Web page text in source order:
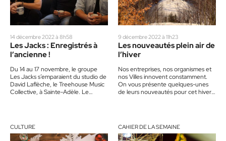
14 décembre 2022 à 8h58
Les Jacks : Enregistrés à
l’ancienne !
Du 14 au 17 novembre, le groupe
Les Jacks s’emparaient du studio de
David Laflèche, le Treehouse Music
Collective, à Sainte-Adèle. Le
9 décembre 2022 à 11h23
Les nouveautés plein air de
l’hiver
Nos entreprises, nos organismes et
nos Villes innovent constamment.
On vous présente quelques-unes
de leurs nouveautés pour cet hiver !
CULTURE CAHIER DE LA SEMAINE